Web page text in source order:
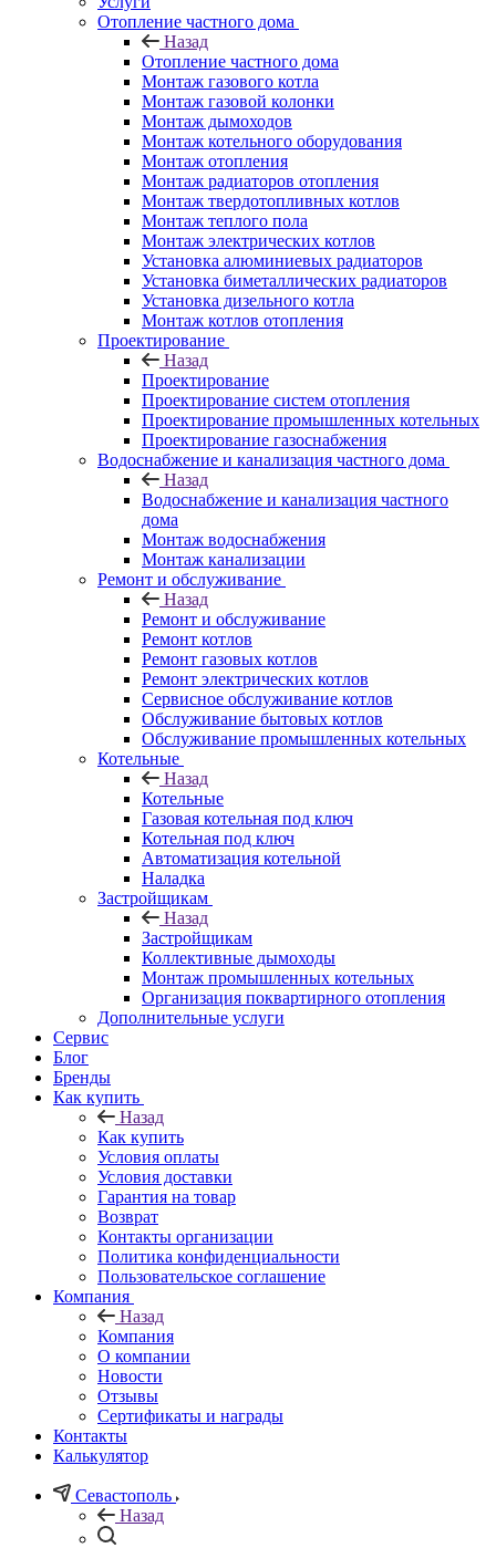
Отопление частного дома
Назад
Отопление частного дома
Монтаж газового котла
Монтаж газовой колонки
Монтаж дымоходов
Монтаж котельного оборудования
Монтаж отопления
Монтаж радиаторов отопления
Монтаж твердотопливных котлов
Монтаж теплого пола
Монтаж электрических котлов
Установка алюминиевых радиаторов
Установка биметаллических радиаторов
Установка дизельного котла
Монтаж котлов отопления
Проектирование
Назад
Проектирование
Проектирование систем отопления
Проектирование промышленных котельных
Проектирование газоснабжения
Водоснабжение и канализация частного дома
Назад
Водоснабжение и канализация частного
дома
Монтаж водоснабжения
Монтаж канализации
Ремонт и обслуживание
Назад
Ремонт и обслуживание
Ремонт котлов
Ремонт газовых котлов
Ремонт электрических котлов
Сервисное обслуживание котлов
Обслуживание бытовых котлов
Обслуживание промышленных котельных
Котельные
Назад
Котельные
Газовая котельная под ключ
Котельная под ключ
Автоматизация котельной
Наладка
Застройщикам
Назад
Застройщикам
Коллективные дымоходы
Монтаж промышленных котельных
Организация поквартирного отопления
Дополнительные услуги
Сервис
Блог
Бренды
Как купить
Назад
Как купить
Условия оплаты
Условия доставки
Гарантия на товар
Возврат
Контакты организации
Политика конфиденциальности
Пользовательское соглашение
Компания
Назад
Компания
О компании
Новости
Отзывы
Сертификаты и награды
Контакты
Калькулятор
Севастополь
Назад